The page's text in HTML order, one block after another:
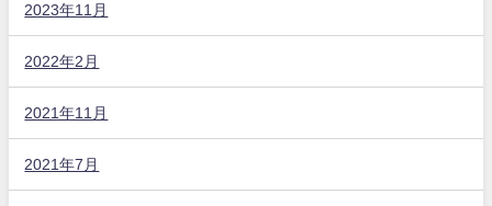
2023年11月
2022年2月
2021年11月
2021年7月